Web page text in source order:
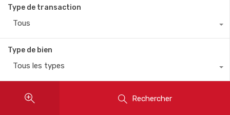
Type de transaction
Tous
Type de bien
Tous les types
Rechercher